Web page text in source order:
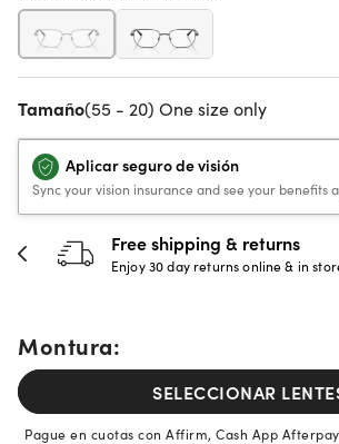
Tamaño(55 - 20) One size only
Aplicar seguro de visión
Sync your vision insurance and see your benefits
Free shipping & returns
Enjoy 30 day returns online & in
Montura:
SELECCIONAR
Pague en cuotas con Affirm, Cash App